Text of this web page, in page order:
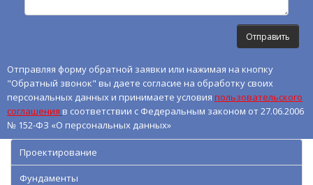
Отправляя форму обратной заявки или нажимая на кнопку
"Обратный звонок" вы даете согласие на обработку своих
персональных данных и принимаете условия пользовательского
соглашения в соответствии с Федеральным законом от 27.06.2006
№ 152-ФЗ «О персональных данных»
Проектирование
Фундаменты